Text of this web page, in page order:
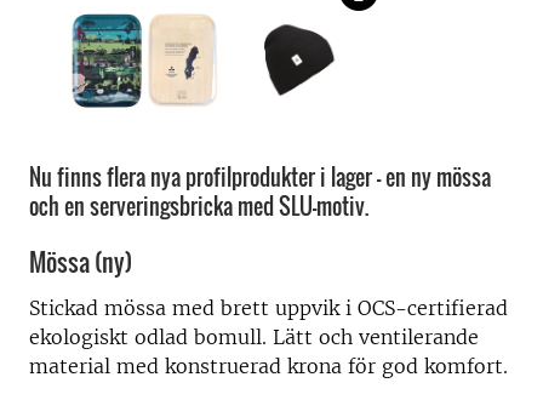
Nu finns flera nya profilprodukter i lager – en ny mössa
och en serveringsbricka med SLU-motiv.
Mössa (ny)
Stickad mössa med brett uppvik i OCS-certifierad
ekologiskt odlad bomull. Lätt och ventilerande
material med konstruerad krona för god komfort.